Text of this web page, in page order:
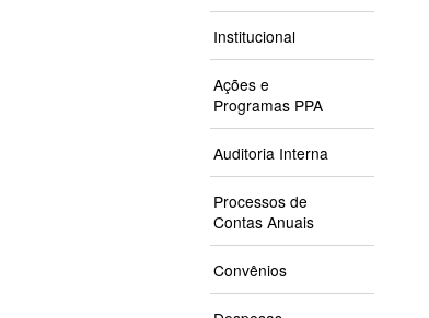
Institucional
Ações e
Programas PPA
Auditoria Interna
Processos de
Contas Anuais
Convênios